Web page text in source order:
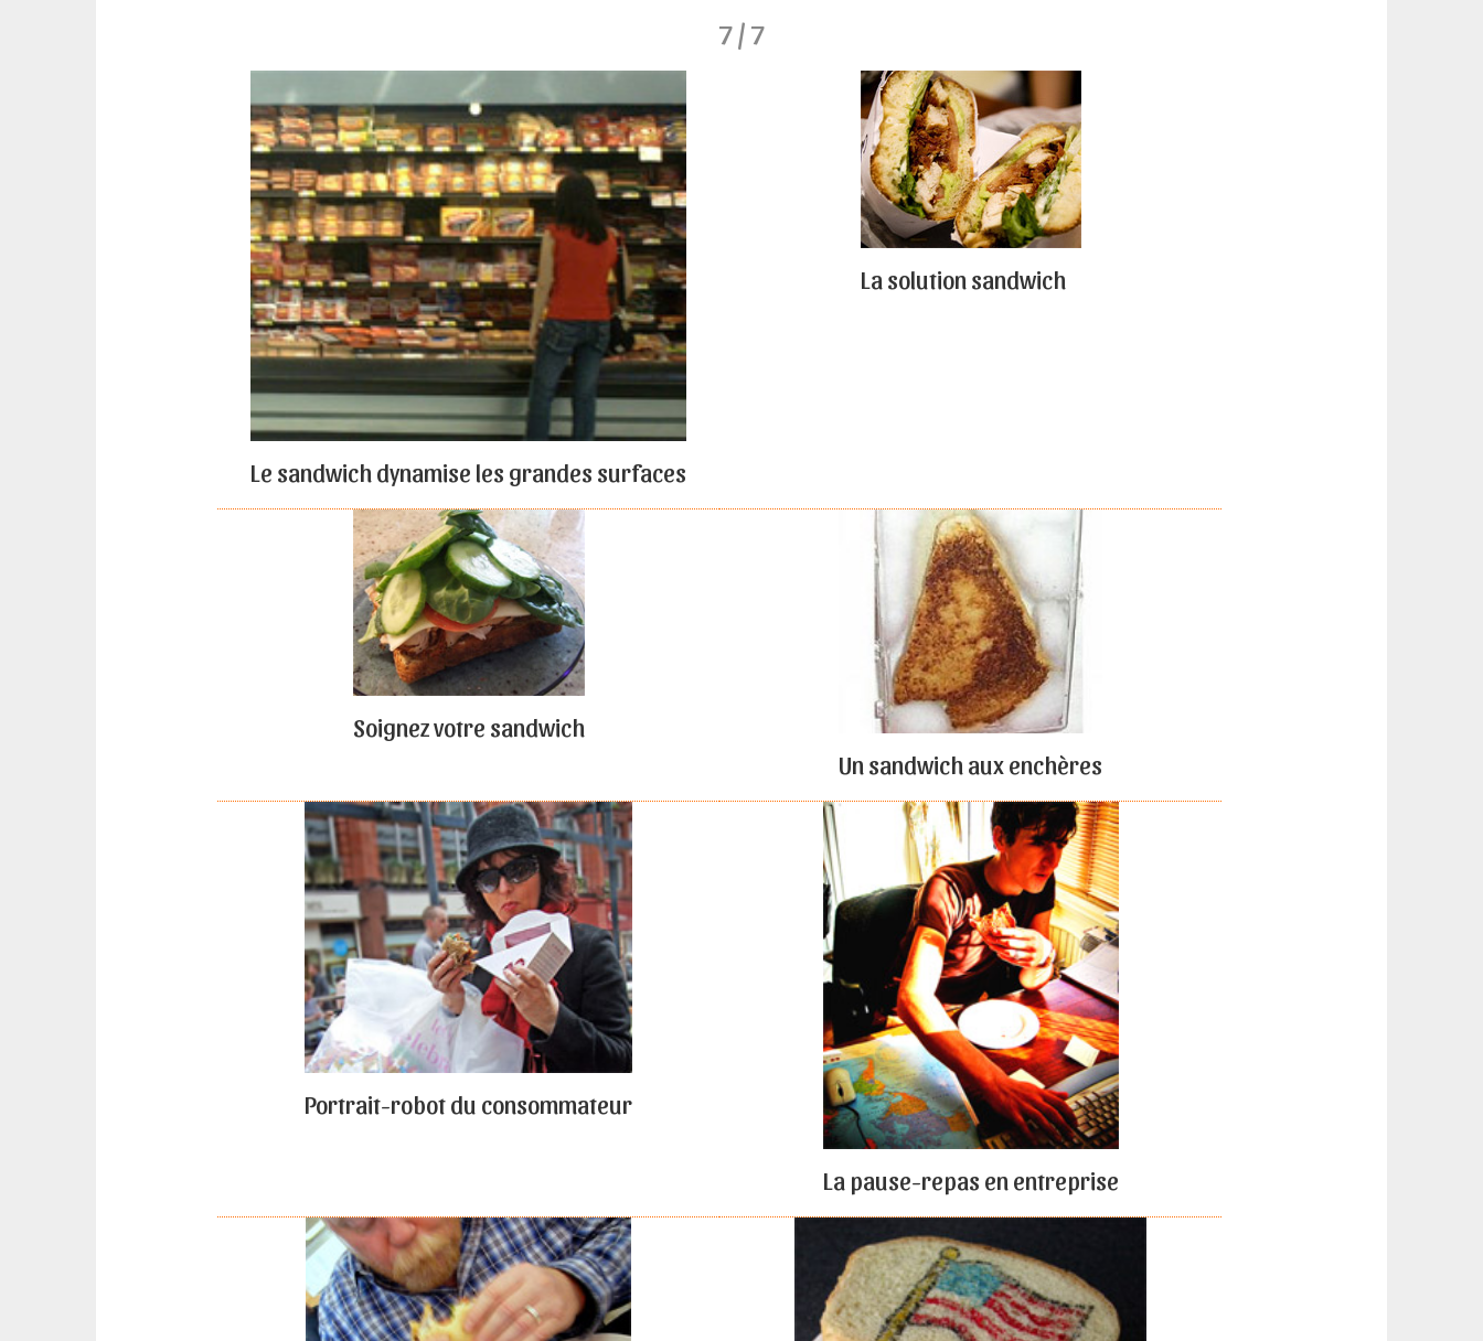
7 / 7
Le sandwich dynamise les grandes surfaces
La solution sandwich
Soignez votre sandwich
Un sandwich aux enchères
Portrait-robot du consommateur
La pause-repas en entreprise